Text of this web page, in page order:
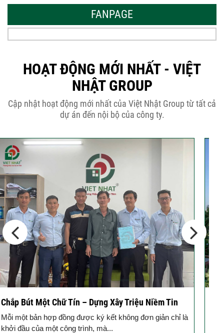
Thiết Kế Hòa...
Bê Tông...
THÔNG BÁO KẾ HOẠCH TĂNG ĐƠN
GIÁ XÂY DỰNG NHÀ...
Thép Râu Tường – Kinh Nghiệm Thi
Công Chuẩn Kỹ...
10 Vị Trí Nên Xây Gạch Đinh – Chủ
Đầu...
FANPAGE
HOẠT ĐỘNG MỚI NHẤT - VIỆT
NHẬT GROUP
Cập nhật hoạt động mới nhất của Việt Nhật Group từ tất cả
dự án đến nội bộ của công ty.
Động Thổ Xây Nhà – Khởi Đầu Vững Chắc, An Tâm
Đồng Hành
Mỗi ngôi nhà được khởi công động thổ là thêm một viên